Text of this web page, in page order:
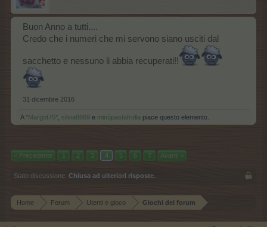
Buon Anno a tutti....
Credo che i numeri che mi servono siano usciti dal
sacchetto e nessuno li abbia recuperati!!
31 dicembre 2016
A *Margot75* silvia8869 e minùpastafrolla piace questo elemento.
< Precedente 1 2 3 4 5 6 7 Avanti >
Stato discussione: Chiusa ad ulteriori risposte.
Home Forum Utenti e gioco Giochi del forum